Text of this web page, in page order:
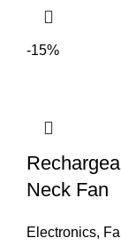
-15%
Neck Fan
Electronics,